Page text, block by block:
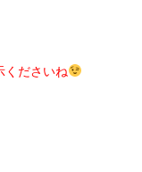
くださいね